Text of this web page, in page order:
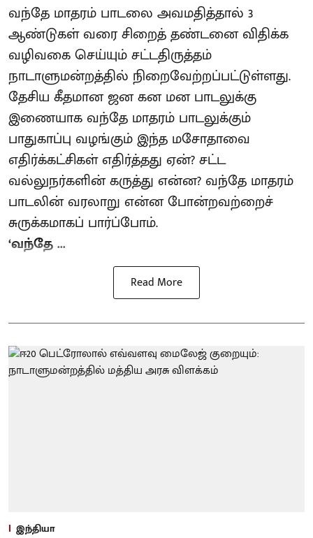
வந்தே மாதரம் பாடலை அவமதித்தால் 3
ஆண்டுகள் வரை சிறைத் தண்டனை விதிக்க
வழிவகை செய்யும் சட்டதிருத்தம்
நாடாளுமன்றத்தில் நிறைவேற்றப்பட்டுள்ளது.
தேசிய கீதமான ஜன கன மன பாடலுக்கு
இணையாக வந்தே மாதரம் பாடலுக்கும்
பாதுகாப்பு வழங்கும் இந்த மசோதாவை
எதிர்க்கட்சிகள் எதிர்த்தது ஏன்? சட்ட
வல்லுநர்களின் கருத்து என்ன? வந்தே மாதரம்
பாடலின் வரலாறு என்ன போன்றவற்றைச்
சுருக்கமாகப் பார்ப்போம்.
‘வந்தே ...
Read More
இந்தியா